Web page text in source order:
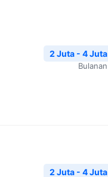
2 Juta - 4 Juta
Bulanan
2 Juta - 4 Juta